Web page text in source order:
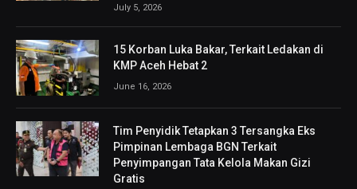
July 5, 2026
15 Korban Luka Bakar, Terkait Ledakan di
KMP Aceh Hebat 2
June 16, 2026
Tim Penyidik Tetapkan 3 Tersangka Eks
Pimpinan Lembaga BGN Terkait
Penyimpangan Tata Kelola Makan Gizi
Gratis